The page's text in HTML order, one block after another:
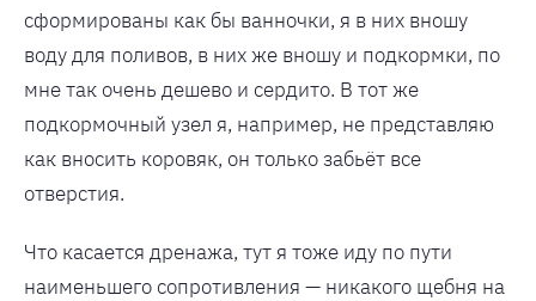
сформированы как бы ванночки, я в них вношу
воду для поливов, в них же вношу и подкормки, по
мне так очень дешево и сердито. В тот же
подкормочный узел я, например, не представляю
как вносить коровяк, он только забьёт все
отверстия.
Что касается дренажа, тут я тоже иду по пути
наименьшего сопротивления — никакого щебня на